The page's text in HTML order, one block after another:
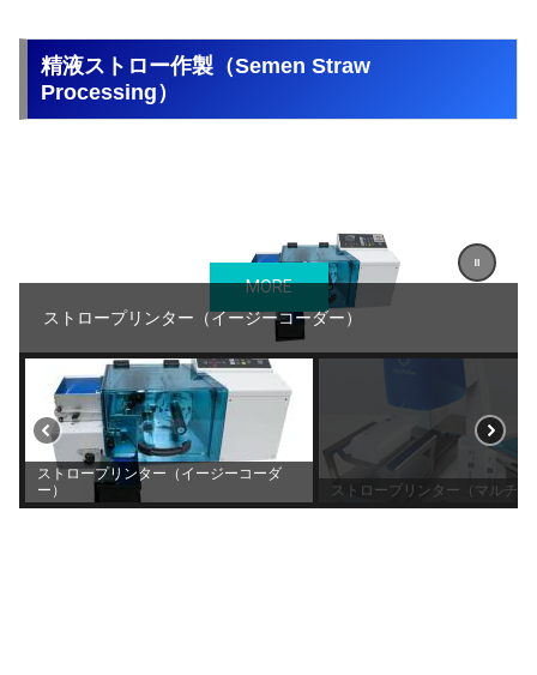
精液ストロー作製（Semen Straw
Processing）
MORE
ストロープリンター（イージーコーダー）
ストロープリンター（イージーコーダ
ー）
ストロープリンター（マルチコ